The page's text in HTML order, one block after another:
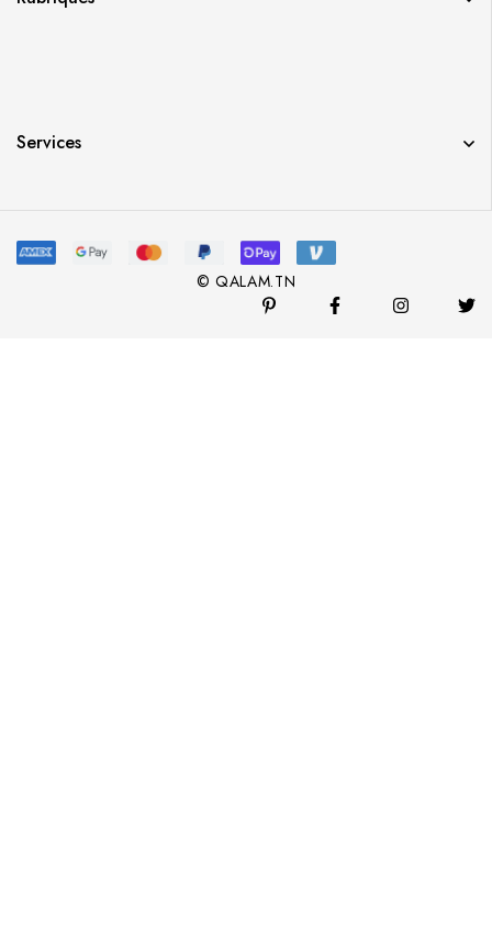
Services
© QALAM.TN